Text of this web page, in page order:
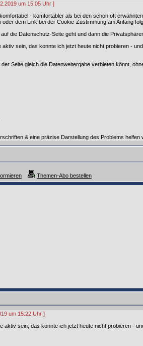
um 15:05 Uhr ]
- komfortabler als bei den schon oft
dem Link bei der Cookie-Zustimmung am Anfang
die Datenschutz-Seite geht und dann die
sein, das konnte ich jetzt heute nicht probieren -
Seite gleich die Datenweitergabe verbieten könnt,
& eine präzise Darstellung des Problems helfen
Themen-Abo bestellen
um 15:22 Uhr ]
aktiv sein, das konnte ich jetzt heute nicht probieren -